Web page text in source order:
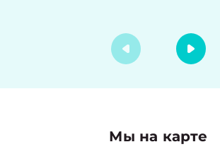
Мы на карте